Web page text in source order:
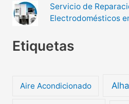
Servicio de
Electrodomésticos
Etiquetas
Aire Acondicionado